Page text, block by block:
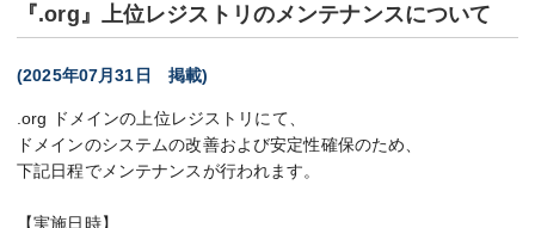
『.org』上位レジストリのメンテナンスについて
(2025年07月31日 掲載)
.org ドメインの上位レジストリにて、
ドメインのシステムの改善および安定性確保のため、
下記日程でメンテナンスが行われます。
【実施日時】